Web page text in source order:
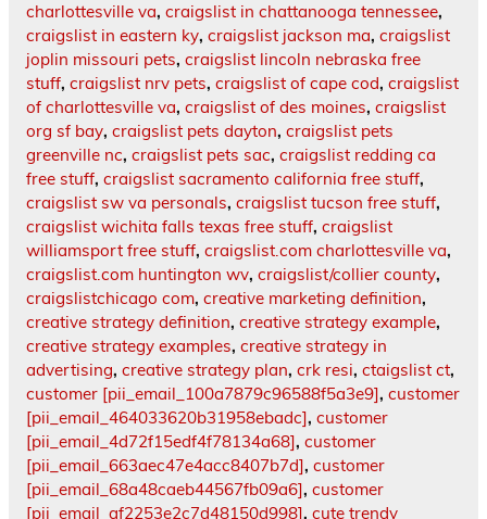
charlottesville va, craigslist in chattanooga tennessee,
craigslist in eastern ky, craigslist jackson ma, craigslist
joplin missouri pets, craigslist lincoln nebraska free
stuff, craigslist nrv pets, craigslist of cape cod, craigslist
of charlottesville va, craigslist of des moines, craigslist
org sf bay, craigslist pets dayton, craigslist pets
greenville nc, craigslist pets sac, craigslist redding ca
free stuff, craigslist sacramento california free stuff,
craigslist sw va personals, craigslist tucson free stuff,
craigslist wichita falls texas free stuff, craigslist
williamsport free stuff, craigslist.com charlottesville va,
craigslist.com huntington wv, craigslist/collier county,
craigslistchicago com, creative marketing definition,
creative strategy definition, creative strategy example,
creative strategy examples, creative strategy in
advertising, creative strategy plan, crk resi, ctaigslist ct,
customer [pii_email_100a7879c96588f5a3e9], customer
[pii_email_464033620b31958ebadc], customer
[pii_email_4d72f15edf4f78134a68], customer
[pii_email_663aec47e4acc8407b7d], customer
[pii_email_68a48caeb44567fb09a6], customer
[pii_email_af2253e2c7d48150d998], cute trendy